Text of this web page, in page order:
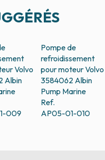
Volvo
Albin
009
Pompe de
refroidissement
pour moteur Volvo
3584062 Albin
Pump Marine
Ref.
AP05-01-010